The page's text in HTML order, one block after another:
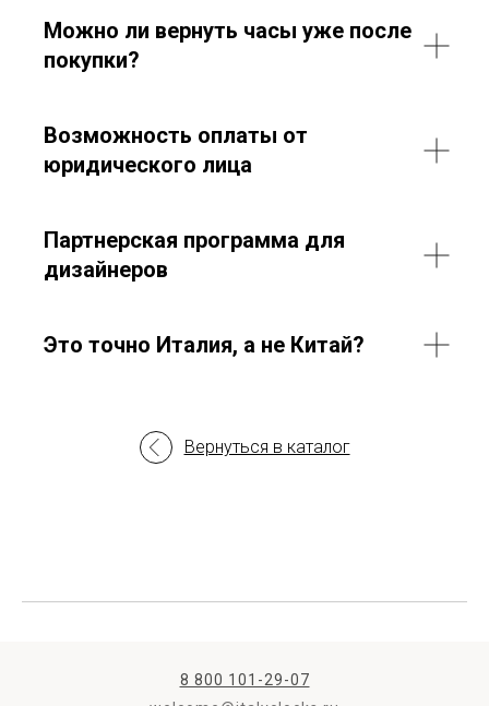
Можно ли вернуть часы уже после
покупки?
Возможность оплаты от
юридического лица
Партнерская программа для
дизайнеров
Это точно Италия, а не Китай?
Вернуться в каталог
8 800 101-29-07